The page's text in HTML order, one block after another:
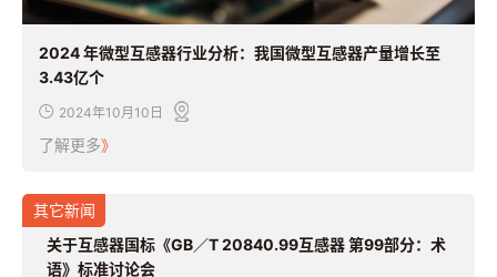
2024 年微型互感器行业分析：我国微型互感器产量增长至
3.43亿个
2024年10月10日
了解更多》
其它新闻
关于互感器国标《GB／T 20840.99互感器 第99部分：术
语》标准讨论会